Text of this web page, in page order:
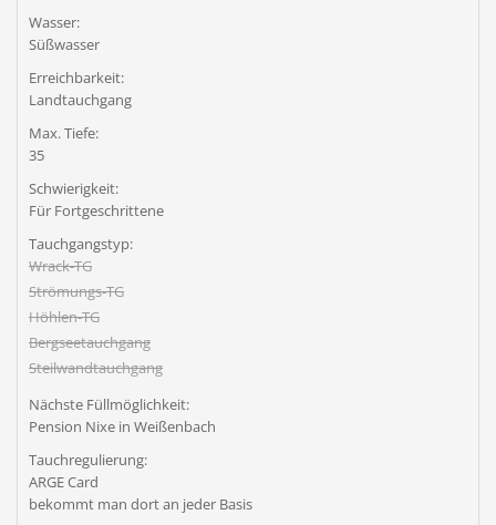
Wasser:
Süßwasser
Erreichbarkeit:
Landtauchgang
Max. Tiefe:
35
Schwierigkeit:
Für Fortgeschrittene
Tauchgangstyp:
Wrack-TG
Strömungs-TG
Höhlen-TG
Bergseetauchgang
Steilwandtauchgang
Nächste Füllmöglichkeit:
Pension Nixe in Weißenbach
Tauchregulierung:
ARGE Card
bekommt man dort an jeder Basis